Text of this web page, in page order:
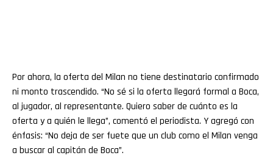
Por ahora, la oferta del Milan no tiene destinatario confirmado
ni monto trascendido. “No sé si la oferta llegará formal a Boca,
al jugador, al representante. Quiero saber de cuánto es la
oferta y a quién le llega”, comentó el periodista. Y agregó con
énfasis: “No deja de ser fuete que un club como el Milan venga
a buscar al capitán de Boca”.